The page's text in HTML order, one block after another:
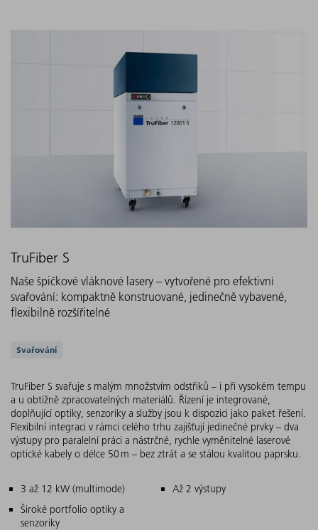
TruFiber S
Naše špičkové vláknové lasery – vytvořené pro efektivní
svařování: kompaktně konstruované, jedinečně vybavené,
flexibilně rozšířitelné
Podporovaná řešení
Svařování
TruFiber S svařuje s malým množstvím odstřiků – i při vysokém tempu
a u obtížně zpracovatelných materiálů. Řízení je integrované,
doplňující optiky, senzoriky a služby jsou k dispozici jako paket řešení.
Flexibilní integraci v rámci celého trhu zajišťují jedinečné prvky – dva
výstupy pro paralelní práci a nástrčné, rychle vyměnitelné laserové
optické kabely o délce 50 m – bez ztrát a se stálou kvalitou paprsku.
Hlavní charakteristiky
3 až 12 kW (multimode)
Až 2 výstupy
Široké portfolio optiky a
senzoriky